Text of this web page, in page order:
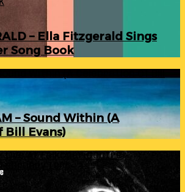
– Ella Fitzgerald Sings
Song Book
– Sound Within (A
Bill Evans)
– Live At Falkoner Centre
1966